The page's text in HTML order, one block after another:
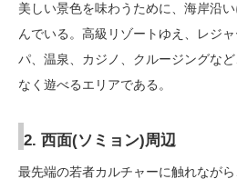
美しい景色を味わうために、海岸沿
んでいる。高級リゾートゆえ、レジ
パ、温泉、カジノ、クルージングな
なく遊べるエリアである。
2. 西面(ソミョン)周辺
最先端の若者カルチャーに触れなが